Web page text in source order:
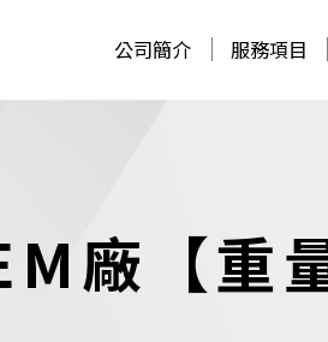
公司簡介 服務項目
廠【重